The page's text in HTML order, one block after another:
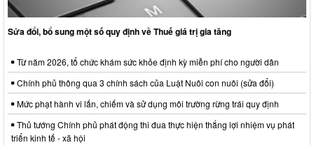
Sửa đổi, bổ sung một số quy định về Thuế giá trị gia tăng
Từ năm 2026, tổ chức khám sức khỏe định kỳ miễn phí cho người dân
Chính phủ thông qua 3 chính sách của Luật Nuôi con nuôi (sửa đổi)
Mức phạt hành vi lấn, chiếm và sử dụng môi trường rừng trái quy định
Thủ tướng Chính phủ phát động thi đua thực hiện thắng lợi nhiệm vụ phát
triển kinh tế - xã hội